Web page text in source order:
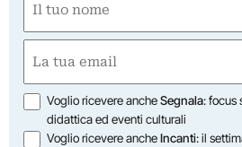
(Obbligatorio)
(Obbligatorio)
Opzioni
Voglio ricevere ancheSegnala: focus
didattica ed eventi culturali
Voglio ricevere ancheIncanti: il